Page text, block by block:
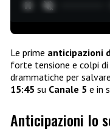
Le prime anticipazioni
forte tensione e colpi
drammatiche per
15:45 su Canale 5 e in
Anticipazioni Io